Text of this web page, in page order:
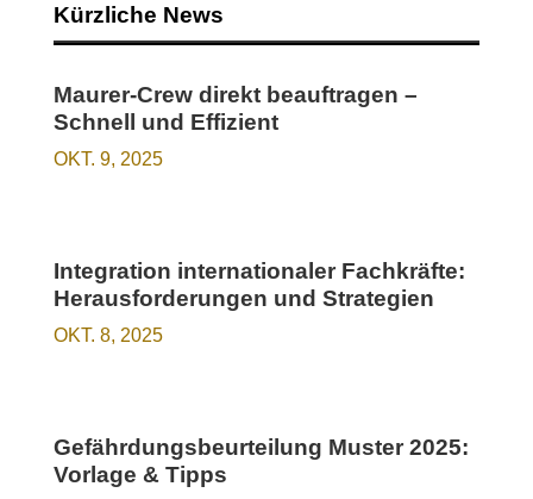
Kürzliche News
Maurer-Crew direkt beauftragen –
Schnell und Effizient
OKT. 9, 2025
Integration internationaler Fachkräfte:
Herausforderungen und Strategien
OKT. 8, 2025
Gefährdungsbeurteilung Muster 2025:
Vorlage & Tipps